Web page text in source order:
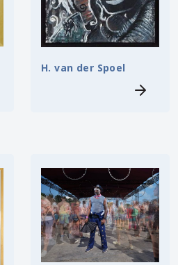
H. van der Spoel